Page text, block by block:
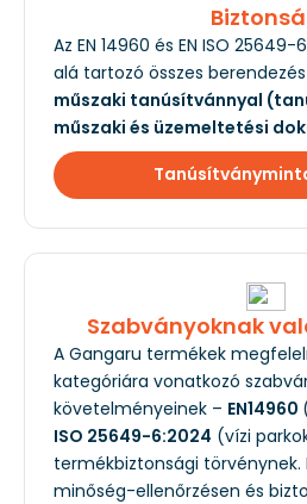
Az EN 14960 és EN ISO
alá tartozó összes
műszaki tanúsítvánnyal
műszaki és üzemeltetési
Szabványoknak
A Gangaru termékek
kategóriára vonatkozó
követelményeinek – EN14960
ISO 25649-6:2024 (vízi
termékbiztonsági törvénynek.
minőség-ellenőrzésen és